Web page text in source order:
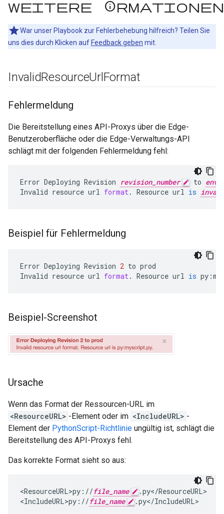
Weitere Informationen
War unser Playbook zur Fehlerbehebung hilfreich? Teilen Sie
uns dies durch Klicken auf Feedback geben mit.
InvalidResourceUrl Format
Fehlermeldung
Die Bereitstellung eines API-Proxys über die Edge-
Benutzeroberfläche oder die Edge-Verwaltungs-API
schlägt mit der folgenden Fehlermeldung fehl:
Error Deploying Revision revision_number to
Invalid resource url format. Resource url is
Beispiel für Fehlermeldung
Error Deploying Revision 2 to prod
Invalid resource url format. Resource url is py :
Beispiel-Screenshot
Ursache
Wenn das Format der Ressourcen-URL im
<ResourceURL> -Element oder im <IncludeURL> -
Element der PythonScript-Richtlinie ungültig ist, schlägt die
Bereitstellung des API-Proxys fehl.
Das korrekte Format sieht so aus:
<ResourceURL>py : //file_name .py</ResourceURL>
<IncludeURL>py : //file_name .py</IncludeURL>